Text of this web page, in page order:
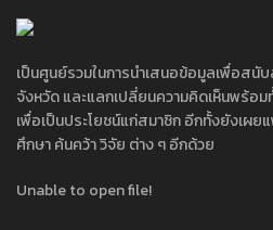
เป็นศูนย์รวมในการนำเสนอข้อมูลเพื่อสนั
จังหวัด และแลกเปลี่ยนความคิดเห็นพร้อม
เพื่อเป็นประโยชน์แก่สมาชิก อีกทั้งยังเผย
ศึกษา ค้นคว้า วิจัย ต่าง ๆ อีกด้วย
Unable to open file!